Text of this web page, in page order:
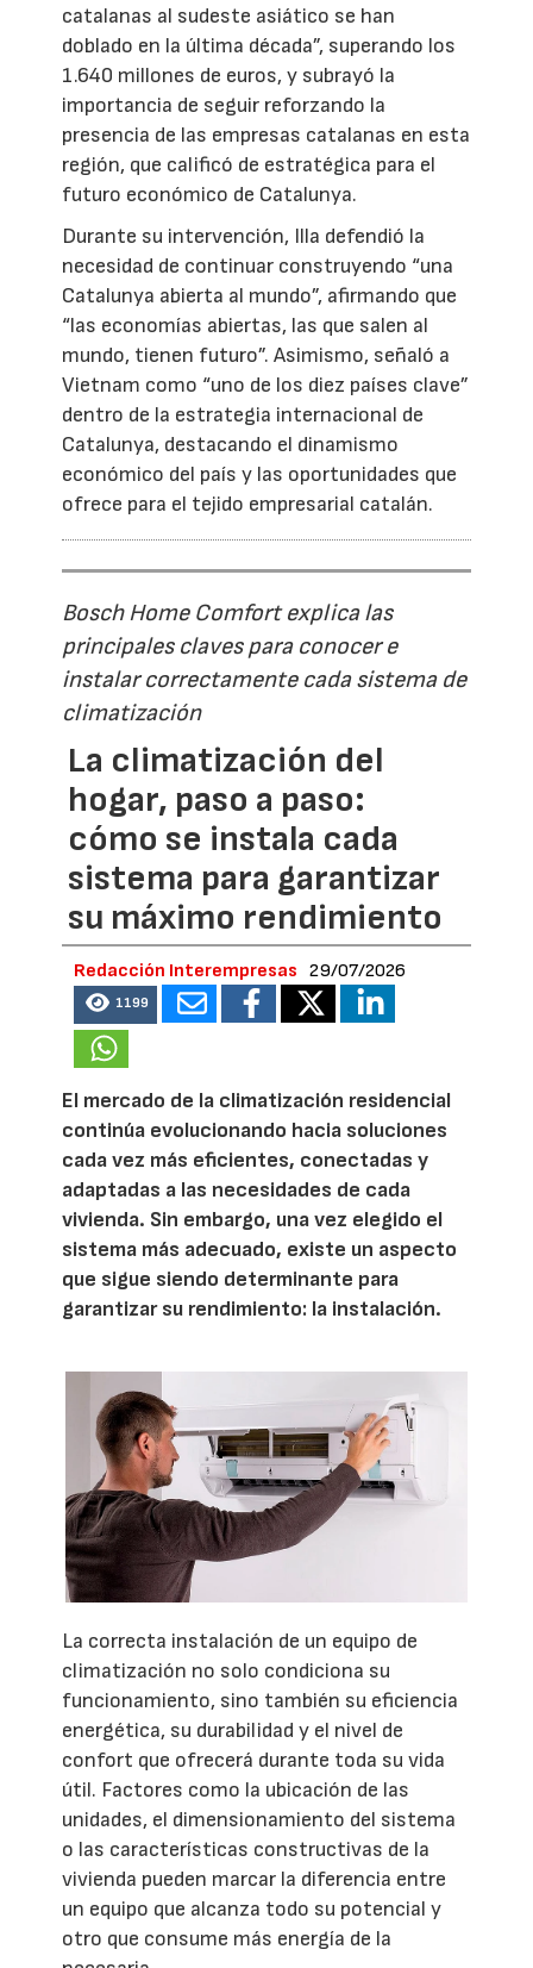
catalanas al sudeste asiático se han
doblado en la última década”, superando los
1.640 millones de euros, y subrayó la
importancia de seguir reforzando la
presencia de las empresas catalanas en esta
región, que calificó de estratégica para el
futuro económico de Catalunya.
Durante su intervención, Illa defendió la
necesidad de continuar construyendo “una
Catalunya abierta al mundo”, afirmando que
“las economías abiertas, las que salen al
mundo, tienen futuro”. Asimismo, señaló a
Vietnam como “uno de los diez países clave”
dentro de la estrategia internacional de
Catalunya, destacando el dinamismo
económico del país y las oportunidades que
ofrece para el tejido empresarial catalán.
Bosch Home Comfort explica las
principales claves para conocer e
instalar correctamente cada sistema de
climatización
La climatización del
hogar, paso a paso:
cómo se instala cada
sistema para garantizar
su máximo rendimiento
Redacción Interempresas 29/07/2026
1199
El mercado de la climatización residencial
continúa evolucionando hacia soluciones
cada vez más eficientes, conectadas y
adaptadas a las necesidades de cada
vivienda. Sin embargo, una vez elegido el
sistema más adecuado, existe un aspecto
que sigue siendo determinante para
garantizar su rendimiento: la instalación.
La correcta instalación de un equipo de
climatización no solo condiciona su
funcionamiento, sino también su eficiencia
energética, su durabilidad y el nivel de
confort que ofrecerá durante toda su vida
útil. Factores como la ubicación de las
unidades, el dimensionamiento del sistema
o las características constructivas de la
vivienda pueden marcar la diferencia entre
un equipo que alcanza todo su potencial y
otro que consume más energía de la